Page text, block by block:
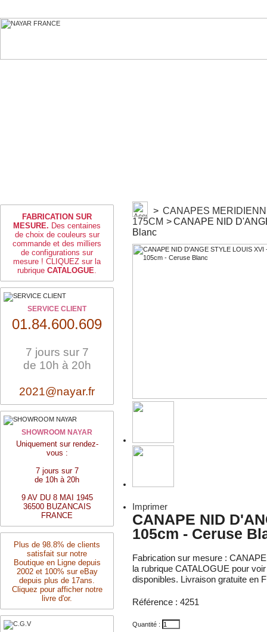
FABRICATION SUR
MESURE. Des centaines
de choix de couleurs sur
commande et des milliers
de configurations sur
mesure ! CLIQUEZ sur la
rubrique CATALOGUE.
SERVICE CLIENT
01.84.600.609
7 jours sur 7
de 10h à 20h
2021@nayar.fr
SHOWROOM NAYAR
Uniquement sur rendez-
vous :
7 jours sur 7
de 10h à 20h
9 AV DU 8 MAI 1945
36500 BUZANCAIS
FRANCE
Plus de 98.8% de clients
satisfait sur notre
Boutique en Ligne depuis
2002 et 100% sur eBay
depuis plus de 17ans.
Cliquez pour afficher notre
livre d'or.
> CANAPES
175CM >CANAPE NID
Blanc
Imprimer
CANAPE NID
105cm - Ceruse
Fabrication sur mesure :
la rubrique CATALOGUE pour
disponibles. Livraison gratuite en
Référence : 4251
Quantité :